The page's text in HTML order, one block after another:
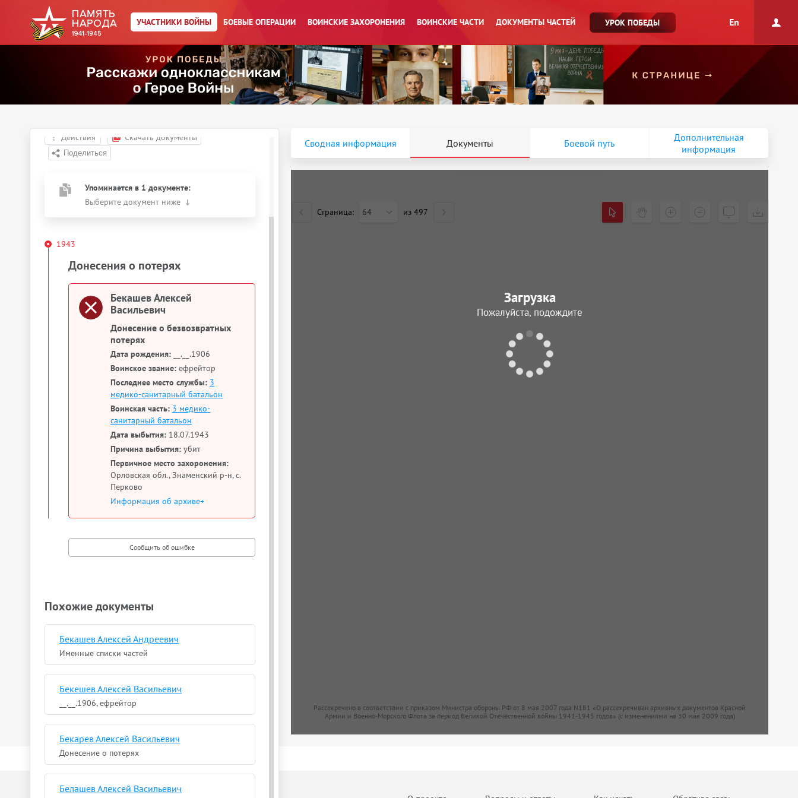
УЧАСТНИКИ ВОЙНЫ БОЕВЫЕ ОПЕРАЦИИ ВОИНСКИЕ ЗАХОРОНЕНИЯ ВОИНСКИЕ ЧАСТИ ДОКУМЕНТЫ ЧАСТЕЙ УРОК ПОБЕДЫ En
Участники войны/
Бекашев Алексей
Васильевич
Действия
Скачать документы
Упоминается в 1 документе:
Выберите документ ниже
1943
Донесения о потерях
Бекашев Алексей
Васильевич
Донесение о безвозвратных
потерях
Дата рождения: __.__.1906
Воинское звание: ефрейтор
Последнее место службы: 3
медико-санитарный батальон
Воинская часть: 3 медико-
санитарный батальон
Дата выбытия: 18.07.1943
Причина выбытия: убит
Первичное место захоронения:
Орловская обл., Знаменский р-н, с.
Перково
Информация об архиве+
Похожие документы
Бекашев Алексей Андреевич
Именные списки частей
Бекешев Алексей Васильевич
__.__.1906, ефрейтор
Бекарев Алексей Васильевич
Донесение о потерях
Белашев Алексей Васильевич
Сводная информация Документы Боевой путь
Дополнительная
информация
Страница: 64 из 497
Рассекречено в соответствии с приказом Министра обороны РФ от 8 мая 2007 года N181 «О рассекречиван архивных документов Красной
Армии и Военно-Морского Флота за период Великой Отечественной войны 1941-1945 годов» (с изменениями на 30 мая 2009 года)
Загрузка
Пожалуйста, подождите